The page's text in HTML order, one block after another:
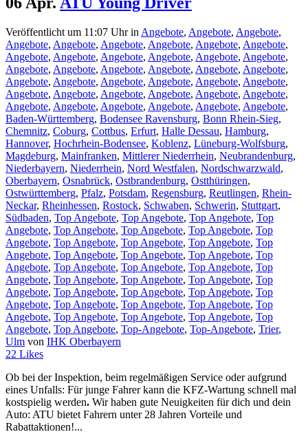
Veröffentlicht um 11:07 Uhrin Angebote, Angebote, Angebote,
Angebote, Angebote, Angebote, Angebote, Angebote, Angebote,
Angebote, Angebote, Angebote, Angebote, Angebote, Angebote,
Angebote, Angebote, Angebote, Angebote, Angebote, Angebote,
Angebote, Angebote, Angebote, Angebote, Angebote, Angebote,
Angebote, Angebote, Angebote, Angebote, Angebote, Angebote,
Angebote, Angebote, Angebote, Angebote, Angebote, Angebote,
Baden-Württemberg, Bodensee Ravensburg, Bonn Rhein-Sieg,
Chemnitz, Coburg, Cottbus, Erfurt, Halle Dessau, Hamburg,
Hannover, Hochrhein-Bodensee, Koblenz, Lüneburg-Wolfsburg,
Magdeburg, Mainfranken, Mittlerer Niederrhein, Neubrandenburg,
Niederbayern, Niederrhein, Nord Westfalen, Nordschwarzwald,
Oberbayern, Osnabrück, Ostbrandenburg, Ostthüringen,
Ostwürttemberg, Pfalz, Potsdam, Regensburg, Reutlingen, Rhein-
Neckar, Rheinhessen, Rostock, Schwaben, Schwerin, Stuttgart,
Südbaden, Top Angebote, Top Angebote, Top Angebote, Top
Angebote, Top Angebote, Top Angebote, Top Angebote, Top
Angebote, Top Angebote, Top Angebote, Top Angebote, Top
Angebote, Top Angebote, Top Angebote, Top Angebote, Top
Angebote, Top Angebote, Top Angebote, Top Angebote, Top
Angebote, Top Angebote, Top Angebote, Top Angebote, Top
Angebote, Top Angebote, Top Angebote, Top Angebote, Top
Angebote, Top Angebote, Top Angebote, Top Angebote, Top
Angebote, Top Angebote, Top Angebote, Top Angebote, Top
Angebote, Top Angebote, Top-Angebote, Top-Angebote, Trier,
Ulm von IHK Oberbayern
22 Likes
Ob bei der Inspektion, beim regelmäßigen Service oder aufgrund
eines Unfalls: Für junge Fahrer kann die KFZ-Wartung schnell mal
kostspielig werden. Wir haben gute Neuigkeiten für dich und dein
Auto: ATU bietet Fahrern unter 28 Jahren Vorteile und
Rabattaktionen!...